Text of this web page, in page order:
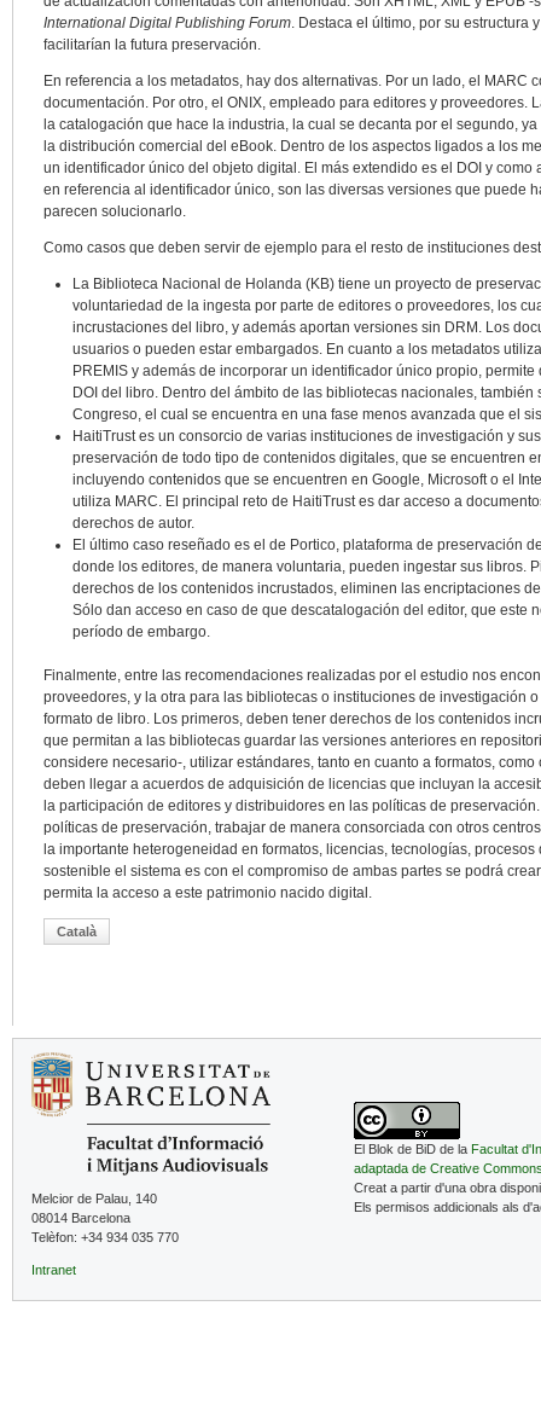
International Digital Publishing Forum. Destaca el último, por su estructura
facilitarían la futura preservación.
En referencia a los metadatos, hay dos alternativas. Por un lado, el MARC
documentación. Por otro, el ONIX, empleado para editores y proveedores.
la catalogación que hace la industria, la cual se decanta por el segundo,
la distribución comercial del eBook. Dentro de los aspectos ligados a los
un identificador único del objeto digital. El más extendido es el DOI y
en referencia al identificador único, son las diversas versiones que puede
parecen solucionarlo.
Como casos que deben servir de ejemplo para el resto de instituciones
La Biblioteca Nacional de Holanda (KB) tiene un proyecto de
voluntariedad de la ingesta por parte de editores o proveedores, los
incrustaciones del libro, y además aportan versiones sin DRM. Los
usuarios o pueden estar embargados. En cuanto a los metadatos
PREMIS y además de incorporar un identificador único propio,
DOI del libro. Dentro del ámbito de las bibliotecas nacionales,
Congreso, el cual se encuentra en una fase menos avanzada que el
HaitiTrust es un consorcio de varias instituciones de investigación y
preservación de todo tipo de contenidos digitales, que se encuentren
incluyendo contenidos que se encuentren en Google, Microsoft o el
utiliza MARC. El principal reto de HaitiTrust es dar acceso a
derechos de autor.
El último caso reseñado es el de Portico, plataforma de preservación
donde los editores, de manera voluntaria, pueden ingestar sus libros.
derechos de los contenidos incrustados, eliminen las encriptaciones
Sólo dan acceso en caso de que descatalogación del editor, que este
período de embargo.
Finalmente, entre las recomendaciones realizadas por el estudio nos
proveedores, y la otra para las bibliotecas o instituciones de investigación
formato de libro. Los primeros, deben tener derechos de los contenidos
que permitan a las bibliotecas guardar las versiones anteriores en
considere necesario-, utilizar estándares, tanto en cuanto a formatos,
deben llegar a acuerdos de adquisición de licencias que incluyan la
la participación de editores y distribuidores en las políticas de
políticas de preservación, trabajar de manera consorciada con otros
la importante heterogeneidad en formatos, licencias, tecnologías,
sostenible el sistema es con el compromiso de ambas partes se podrá
permita la acceso a este patrimonio nacido digital.
Català
Melcior de Palau, 140
08014 Barcelona
Telèfon: +34 934 035 770
Intranet
El Blok de BiD de la Facultat
adaptada de Creative
Creat a partir d'una obra
Els permisos addicionals als